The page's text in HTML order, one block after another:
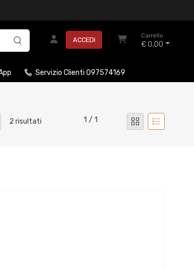
ACCEDI
Carrello
€ 0,00
Servizio Clienti 097574169
2 risultati 1 / 1